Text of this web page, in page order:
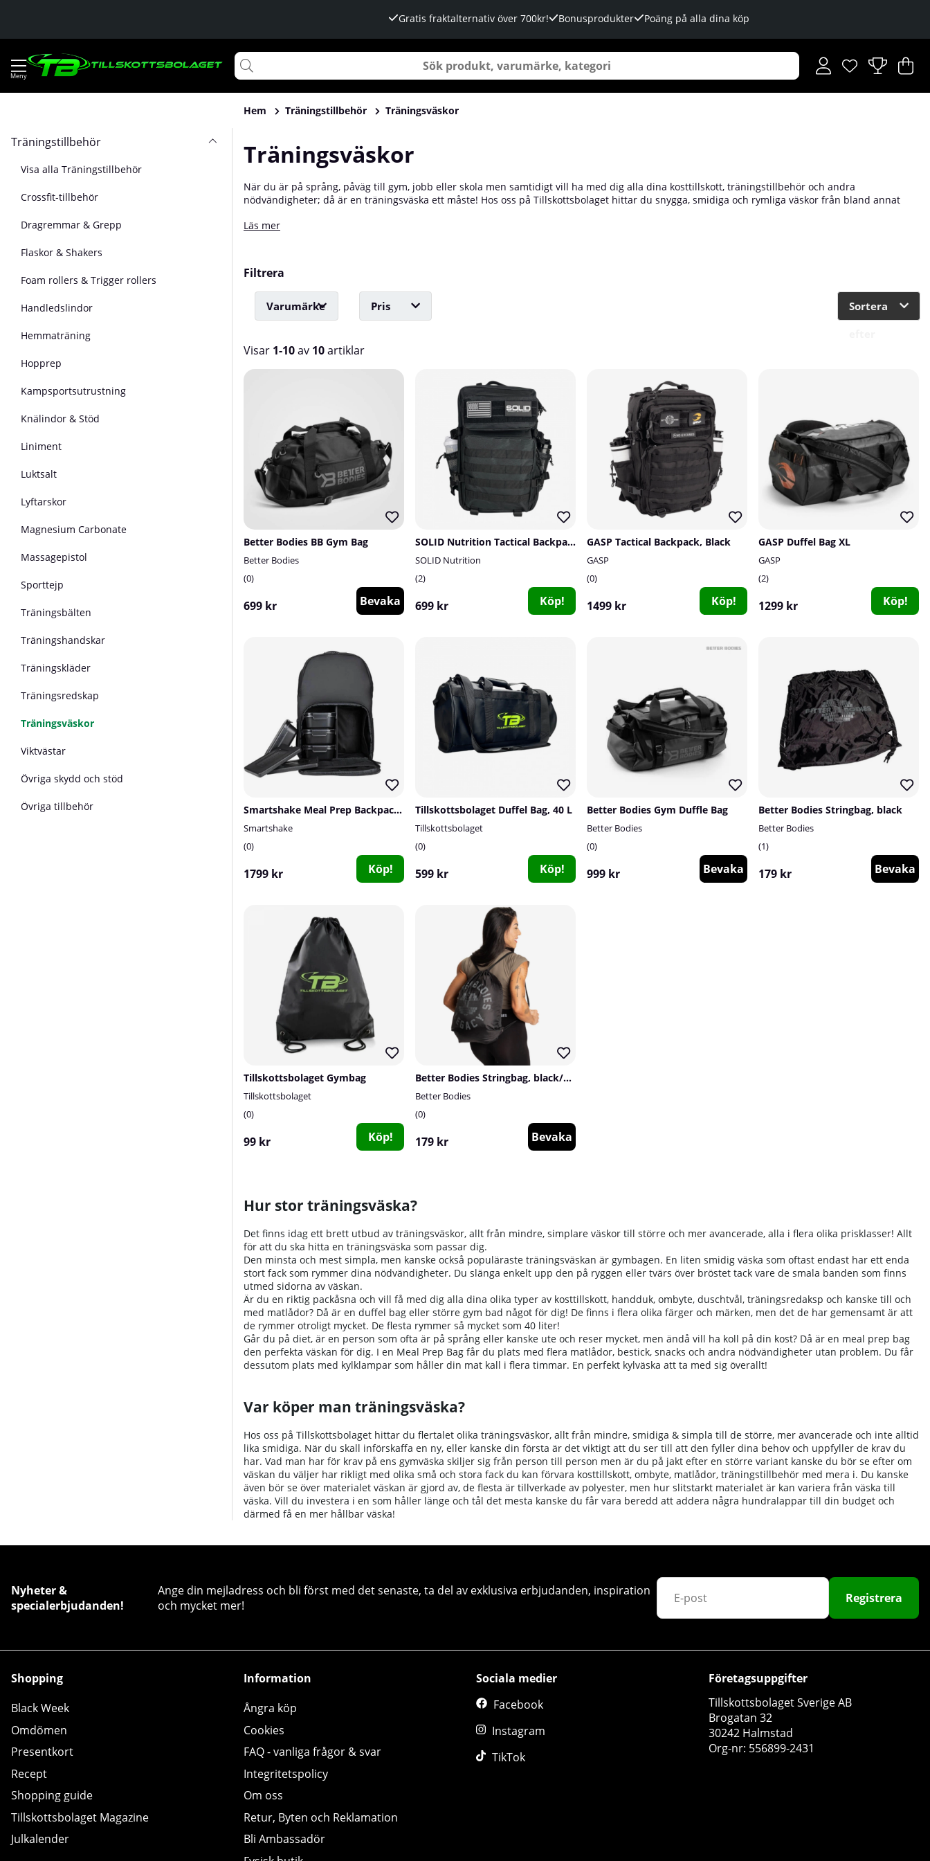
Gratis fraktalternativ över 700kr! Bonusprodukter Poäng på alla dina köp
Önskelista
Antal i
.
.
Hem Träningstillbehör Träningsväskor
Träningstillbehör
Visa alla Träningstillbehör
Crossfit-tillbehör
Dragremmar & Grepp
Flaskor & Shakers
Foam rollers & Trigger rollers
Handledslindor
Hemmaträning
Hopprep
Kampsportsutrustning
Knälindor & Stöd
Liniment
Luktsalt
Lyftarskor
Magnesium Carbonate
Massagepistol
Sporttejp
Träningsbälten
Träningshandskar
Träningskläder
Träningsredskap
Träningsväskor
Viktvästar
Övriga skydd och stöd
Övriga tillbehör
Träningsväskor
När du är på språng, påväg till gym, jobb eller skola men samtidigt vill ha med dig alla dina kosttillskott, träningstillbehör och andra
nödvändigheter; då är en träningsväska ett måste! Hos oss på Tillskottsbolaget hittar du snygga, smidiga och rymliga väskor från bland annat
skor och en flaska till exempel, till större bags som rymmer allt du kan tänkas behöva innan, under och efter träningspasset. Kolla in vårt stora
Läs mer
Filtrera
Varumärke Pris
Sortera
Visar 1-10av 10artiklar
Produkter
Better Bodies BB Gym Bag
Better Bodies
0
699 kr Bevaka
SOLID Nutrition Tactical Backpack, 45 L
SOLID Nutrition
2
699 kr Köp!
GASP Tactical Backpack, Black
GASP
0
1499 kr Köp!
GASP Duffel Bag XL
GASP
2
1299 kr Köp!
Smartshake Meal Prep Backpack, 22 L, Black
Smartshake
0
1799 kr Köp!
Tillskottsbolaget Duffel Bag, 40 L
Tillskottsbolaget
0
599 kr Köp!
Better Bodies Gym Duffle Bag
Better Bodies
0
999 kr Bevaka
Better Bodies Stringbag, black
Better Bodies
1
179 kr Bevaka
Tillskottsbolaget Gymbag
Tillskottsbolaget
0
99 kr Köp!
Better Bodies Stringbag, black/smoke grey
Better Bodies
0
179 kr Bevaka
Hur stor träningsväska?
Det finns idag ett brett utbud av träningsväskor, allt från mindre, simplare väskor till större och mer avancerade, alla i flera olika prisklasser! Allt
för att du ska hitta en träningsväska som passar dig.
Den minsta och mest simpla, men kanske också populäraste träningsväskan är gymbagen. En liten smidig väska som oftast endast har ett enda
stort fack som rymmer dina nödvändigheter. Du slänga enkelt upp den på ryggen eller tvärs över bröstet tack vare de smala banden som finns
utmed sidorna av väskan.
Är du en riktig packåsna och vill få med dig alla dina olika typer av kosttillskott, handduk, ombyte, duschtvål, träningsredaksp och kanske till och
med matlådor? Då är en duffel bag eller större gym bad något för dig! De finns i flera olika färger och märken, men det de har gemensamt är att
de rymmer otroligt mycket. De flesta rymmer så mycket som 40 liter!
Går du på diet, är en person som ofta är på språng eller kanske ute och reser mycket, men ändå vill ha koll på din kost? Då är en meal prep bag
den perfekta väskan för dig. I en Meal Prep Bag får du plats med flera matlådor, bestick, snacks och andra nödvändigheter utan problem. Du får
dessutom plats med kylklampar som håller din mat kall i flera timmar. En perfekt kylväska att ta med sig överallt!
Var köper man träningsväska?
Hos oss på Tillskottsbolaget hittar du flertalet olika träningsväskor, allt från mindre, smidiga & simpla till de större, mer avancerade och inte alltid
lika smidiga. När du skall införskaffa en ny, eller kanske din första är det viktigt att du ser till att den fyller dina behov och uppfyller de krav du
har. Vad man har för krav på ens gymväska skiljer sig från person till person men är du på jakt efter en större variant kanske du bör se efter om
väskan du väljer har rikligt med olika små och stora fack du kan förvara kosttillskott, ombyte, matlådor, träningstillbehör med mera i. Du kanske
även bör se över materialet väskan är gjord av, de flesta är tillverkade av polyester, men hur slitstarkt materialet är kan variera från väska till
väska. Vill du investera i en som håller länge och tål det mesta kanske du får vara beredd att addera några hundralappar till din budget och
därmed få en mer hållbar väska!
Nyheter &
specialerbjudanden!
Ange din mejladress och bli först med det senaste, ta del av exklusiva erbjudanden, inspiration
och mycket mer!
Registrera
Shopping
Black Week
Omdömen
Presentkort
Recept
Shopping guide
Tillskottsbolaget Magazine
Julkalender
Information
Ångra köp
Cookies
FAQ - vanliga frågor & svar
Integritetspolicy
Om oss
Retur, Byten och Reklamation
Bli Ambassadör
Sociala medier
Facebook
Instagram
TikTok
Företagsuppgifter
Tillskottsbolaget Sverige AB
Brogatan 32
30242 Halmstad
Org-nr: 556899-2431